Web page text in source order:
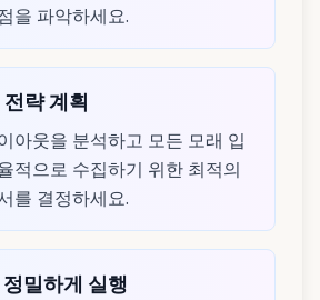
을 파악하세요.
전략 계획
아웃을 분석하고 모든 모래 입
적으로 수집하기 위한 최적의
를 결정하세요.
정밀하게 실행